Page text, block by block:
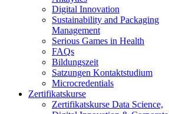
Digital Innovation
Sustainability and Packaging
Management
Serious Games in Health
FAQs
Bildungszeit
Satzungen Kontaktstudium
Microcredentials
Zertifikatskurse
Zertifikatskurse Data Science,